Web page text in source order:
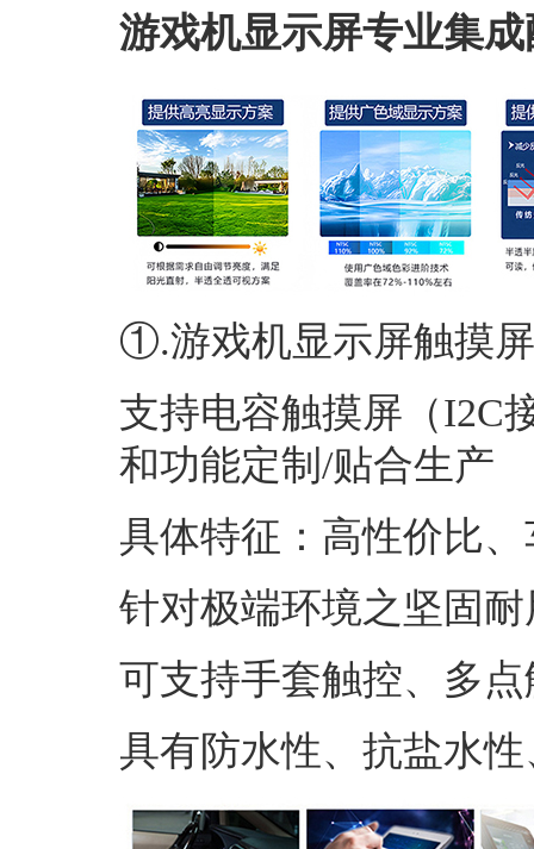
游戏机显示屏专业集
①.游戏机显示屏触摸
支持电容触摸屏（I2C
和功能定制/贴合生产
具体特征：高性价比
针对极端环境之坚固
可支持手套触控、多
具有防水性、抗盐水